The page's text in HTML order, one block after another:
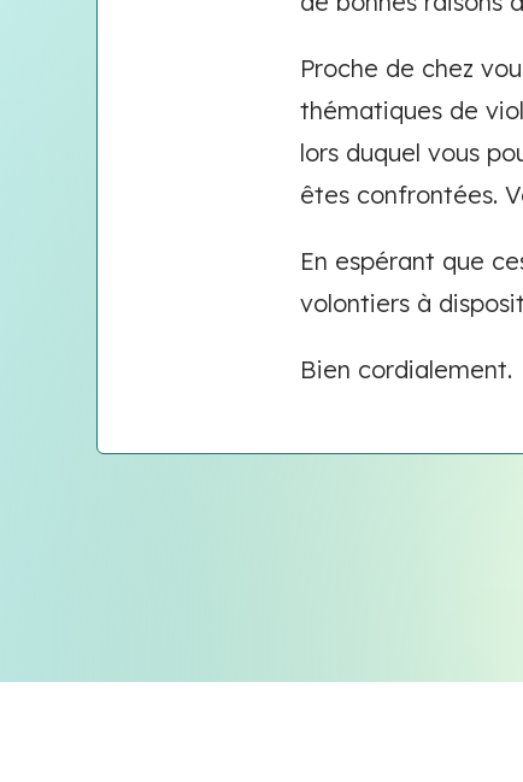
Proche de chez
thématiques de
lors duquel vous
êtes confrontées.
En espérant que
volontiers à
Bien cordialement.